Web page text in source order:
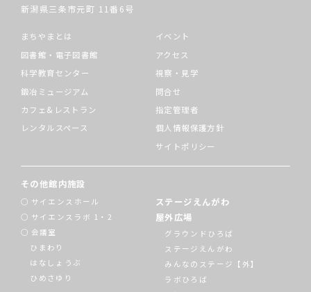
新潟県三条市元町 11番6号
まちやまとは
図書館・電子図書館
科学教育センター
鍛冶ミュージアム
カフェ&レストラン
レンタルスペース
イベント
アクセス
視察・見学
問合せ
指定管理者
個人情報保護方針
サイトポリシー
その他館内施設
サイエンスホール
サイエンスラボ 1・2
会議室
ひまわり
はなしょうぶ
ひめさゆり
ステージえんがわ
屋外広場
グラウンドひろば
ステージえんがわ
みんなのステージ【外】
ラボひろば